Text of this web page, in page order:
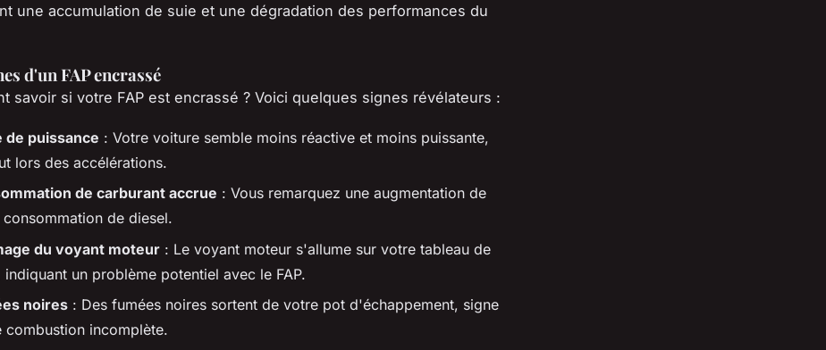
une accumulation de suie et une dégradation des performances du
d'un FAP encrassé
savoir si votre FAP est encrassé ? Voici quelques signes révélateurs :
de puissance : Votre voiture semble moins réactive et moins puissante,
lors des accélérations.
de carburant accrue : Vous remarquez une augmentation de
de diesel.
du voyant moteur : Le voyant moteur s'allume sur votre tableau de
indiquant un problème potentiel avec le FAP.
noires : Des fumées noires sortent de votre pot d'échappement, signe
combustion incomplète.